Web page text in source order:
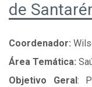
de
Coordenador:
Área Temática:
Objetivo Geral: